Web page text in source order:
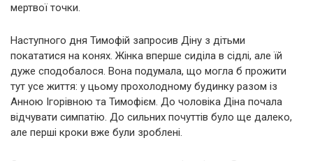
мертвої точки.
Наступного дня Тимофій запросив Діну з дітьми
покататися на конях. Жінка вперше сиділа в сідлі, але їй
дуже сподобалося. Вона подумала, що могла б прожити
тут усе життя: у цьому прохолодному будинку разом із
Анною Ігорівною та Тимофієм. До чоловіка Діна почала
відчувати симпатію. До сильних почуттів було ще далеко,
але перші кроки вже були зроблені.